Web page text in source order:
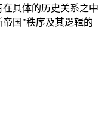
具体的历史关系之中
国"秩序及其逻辑的